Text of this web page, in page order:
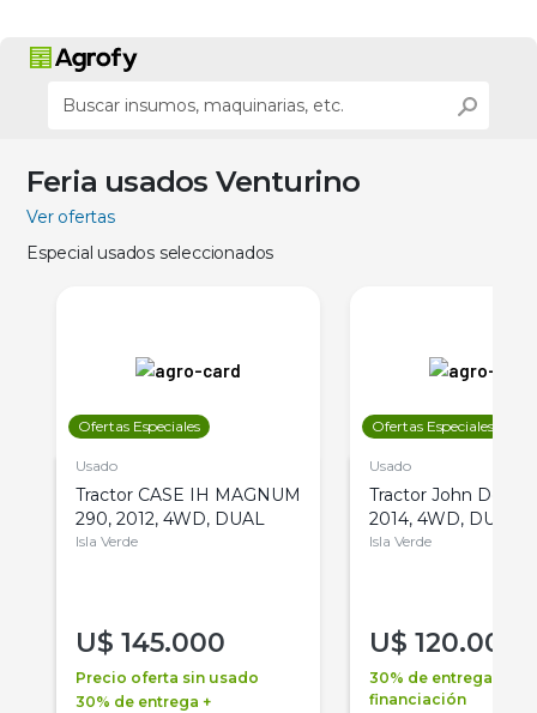
Feria usados Venturino
Ver ofertas
Especial usados seleccionados
Ofertas Especiales
Usado
Tractor CASE IH MAGNUM
290, 2012, 4WD, DUAL
Isla Verde
U$ 145.000
Precio oferta sin usado
30% de entrega +
Ofertas Especiales
Usado
Tractor John Deere
2014, 4WD, DUAL
Isla Verde
U$ 120.000
30% de entrega +
financiación